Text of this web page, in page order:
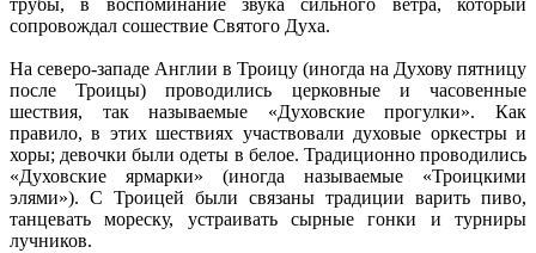
трубы, в воспоминание звука сильного ветра, который
сопровождал сошествие Святого Духа.
На северо-западе Англии в Троицу (иногда на Духову пятницу
после Троицы) проводились церковные и часовенные
шествия, так называемые «Духовские прогулки». Как
правило, в этих шествиях участвовали духовые оркестры и
хоры; девочки были одеты в белое. Традиционно проводились
«Духовские ярмарки» (иногда называемые «Троицкими
элями»). С Троицей были связаны традиции варить пиво,
танцевать мореску, устраивать сырные гонки и турниры
лучников.